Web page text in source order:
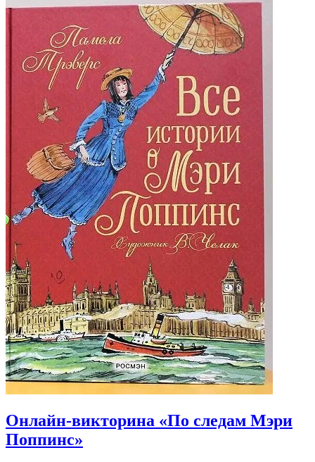
Онлайн-викторина «По следам Мэри
Поппинс»